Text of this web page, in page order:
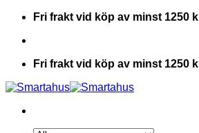
Skip
content
Fri frakt vid köp av minst 1250
Fri frakt vid köp av minst 1250